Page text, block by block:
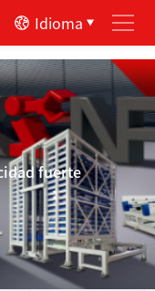
Idioma